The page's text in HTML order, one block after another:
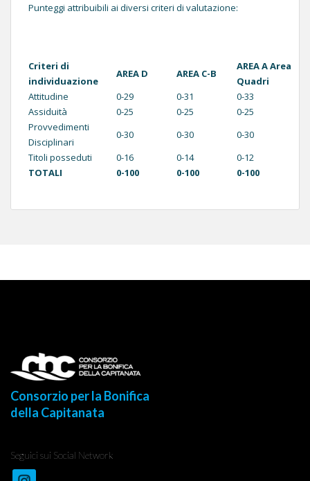
Punteggi attribuibili ai diversi criteri di valutazione:
Criteri di
individuazione
AREA D AREA C-B
AREA A Area
Quadri
Attitudine
0-29 0-31
0-33
Assiduità
0-25 0-25
0-25
Provvedimenti
Disciplinari
0-30 0-30
0-30
Titoli posseduti
0-16 0-14
0-12
TOTALI
0-100 0-100 0-100
Consorzio per la Bonifica
della Capitanata
Seguici sui Social Network